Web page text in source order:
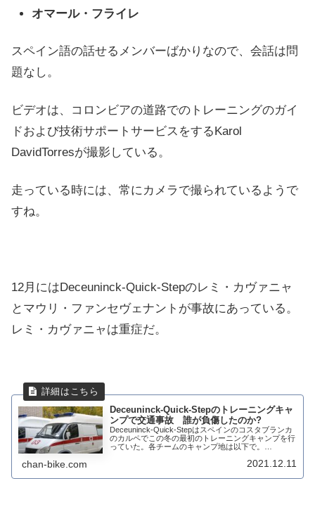
オマール・フライレ
スペイン語の話せるメンバーばかりなので、会話は問
題なし。
ビデオは、コロンビアの道路でのトレーニングのガイ
ドおよび技術サポートサービスをするKarol
DavidTorresが撮影している。
走っている時には、常にカメラで撮られているようで
すね。
12月にはDeceuninck-Quick-Stepのレミ・カヴァニャ
とマウリ・ファンセヴェナントが事故にあっている。
レミ・カヴァニャは重症だ。
Deceuninck-Quick-Stepのトレーニングキャ
ンプで交通事故 誰が負傷したのか?
Deceuninck-Quick-Stepはスペインのコスタブランカ
のカルペでこの冬の最初のトレーニングキャンプを行
っていた。各チームのキャンプ地は以下で。
chan-bike.com 2021.12.11